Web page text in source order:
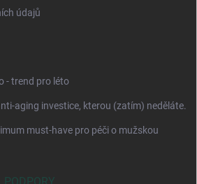
údajů
- trend pro léto
aging investice, kterou (zatím) neděláte.
must-have pro péči o mužskou